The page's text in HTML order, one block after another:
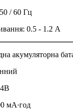
/ 60 Гц
0.5 - 1.2 A
акумуляторна
мА·год